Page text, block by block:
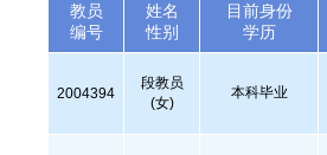
教员
编号
姓名
性别
目前身份
学历
2004394
段教员
(女)
本科毕业